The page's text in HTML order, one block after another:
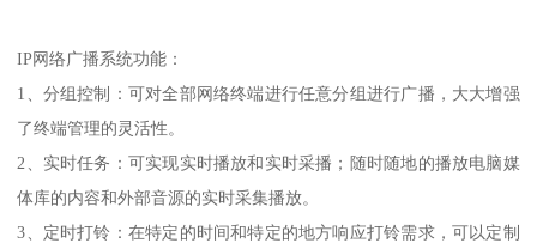
IP网络广播系统功能：
1、分组控制：可对全部网络终端进行任意分组进行广播，大大增强
了终端管理的灵活性。
2、实时任务：可实现实时播放和实时采播；随时随地的播放电脑媒
体库的内容和外部音源的实时采集播放。
3、定时打铃：在特定的时间和特定的地方响应打铃需求，可以定制